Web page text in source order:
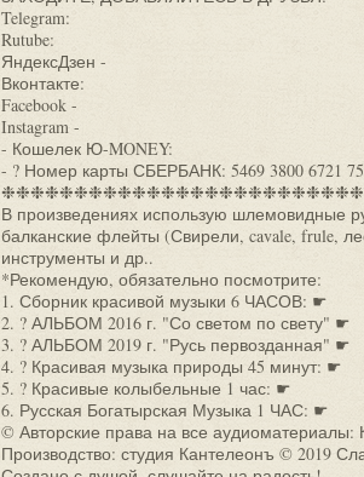
Telegram:
Rutube:
ЯндексДзен -
Вконтакте:
Facebook -
Instagram -
- Кошелек Ю-MONEY:
- ? Номер карты СБЕРБАНК: 5469 3800 6721
В произведениях использую шлемовидные
балканские флейты (Свирели, cavale, frule,
инструменты и др..
*Рекомендую, обязательно посмотрите:
1. Сборник красивой музыки 6 ЧАСОВ: ☛
2. ? АЛЬБОМ 2016 г. "Со светом по свету" ☛
3. ? АЛЬБОМ 2019 г. "Русь первозданная" ☛
4. ? Красивая музыка природы 45 минут: ☛
5. ? Красивые колыбельные 1 час: ☛
6. Русская Богатырская Музыка 1 ЧАС: ☛
© Авторские права на все аудиоматериалы:
Производство: студия Кантелеонъ © 2019